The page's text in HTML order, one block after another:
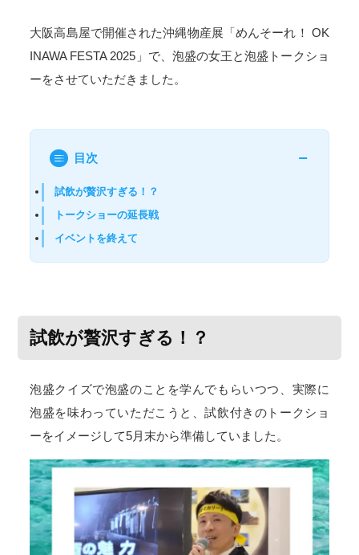
大阪高島屋で開催された沖縄物産展「めんそーれ！ OK
INAWA FESTA 2025」で、泡盛の女王と泡盛トークショ
ーをさせていただきました。
目次
試飲が贅沢すぎる！？
トークショーの延長戦
イベントを終えて
試飲が贅沢すぎる！？
泡盛クイズで泡盛のことを学んでもらいつつ、実際に
泡盛を味わっていただこうと、試飲付きのトークショ
ーをイメージして5月末から準備していました。